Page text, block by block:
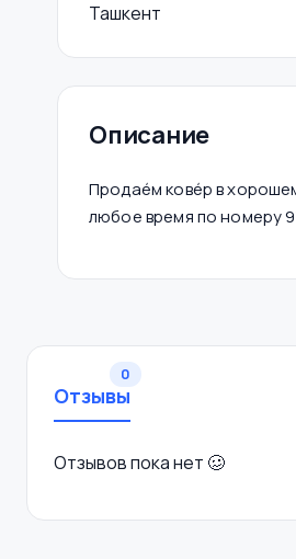
Ташкент
Описание
Продаéм ковéр в
любое время по номеру
Отзывы
0
Отзывов пока нет 🥴